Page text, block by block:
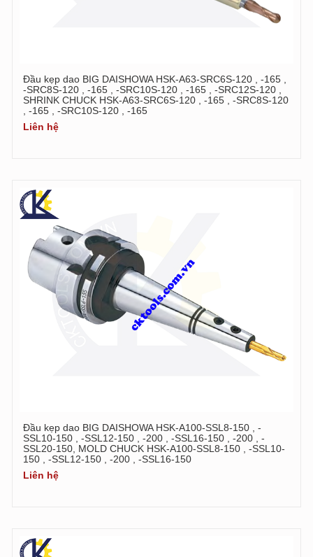
Đầu kẹp dao BIG DAISHOWA HSK-A63-SRC6S-120 , -165 ,
-SRC8S-120 , -165 , -SRC10S-120 , -165 , -SRC12S-120 ,
SHRINK CHUCK HSK-A63-SRC6S-120 , -165 , -SRC8S-120
, -165 , -SRC10S-120 , -165
Liên hệ
Đầu kẹp dao BIG DAISHOWA HSK-A100-SSL8-150 , -
SSL10-150 , -SSL12-150 , -200 , -SSL16-150 , -200 , -
SSL20-150, MOLD CHUCK HSK-A100-SSL8-150 , -SSL10-
150 , -SSL12-150 , -200 , -SSL16-150
Liên hệ